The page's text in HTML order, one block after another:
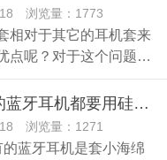
浏览量：1773
相对于其它的耳机套来
点呢？对于这个问题…
是不是全部的蓝牙耳机都要用硅胶套啊?
浏览量：1271
蓝牙耳机是套小海绵